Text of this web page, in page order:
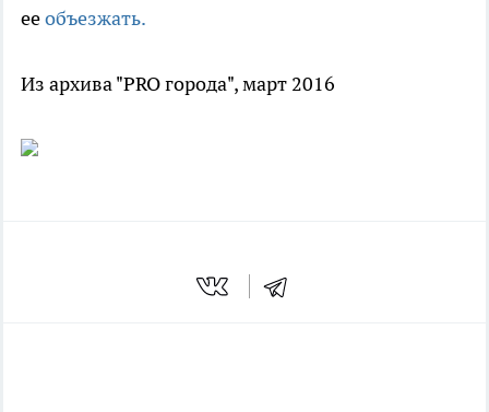
ееобъезжать.
Из архива "PRO города", март 2016